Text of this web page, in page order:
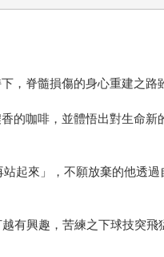
脊髓損傷的身心重建之路
的咖啡，並體悟出對生命
起來」，不願放棄的他透
有興趣，苦練之下球技突